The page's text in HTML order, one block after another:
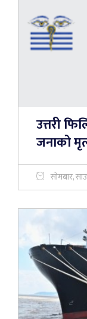
उत्तरी
जनाको
सोमबार,